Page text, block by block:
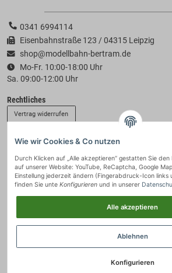
0341 6994114
Eisenbahnstraße 123 / 04315 Leipzig
shop@modellbahn-bertram.de
Mo-Fr. 10:00-18:00 Uhr
Sa. 09:00-12:00 Uhr
Rechtliches
Vertrag widerrufen
Zahlung & Versand
Wie wir Cookies & Co nutzen
Durch Klicken auf „Alle akzeptieren“ gestatten Sie
auf unserer Website: YouTube, ReCaptcha, Google
Einstellung jederzeit ändern (Fingerabdruck-Icon links
finden Sie unte Konfigurieren und in unserer
Alle akzeptieren
Ablehnen
Konfigurieren